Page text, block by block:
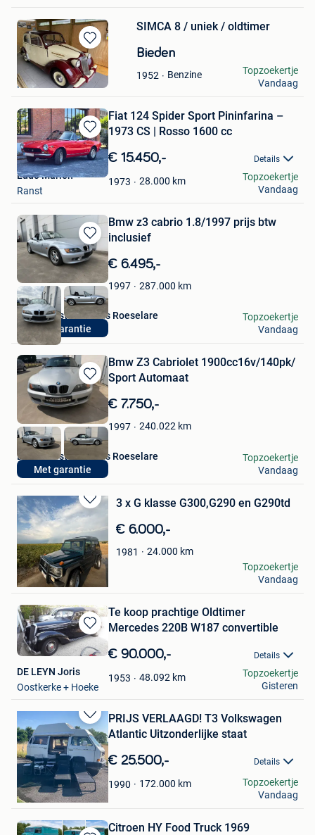
Bewaren
in
Mijn
Favorieten
SIMCA 8 / uniek / oldtimer
Bieden
1952 Benzine
kenneth.m
Roeselare
Topzoekertje
Vandaag
Bewaren
in
Mijn
Favorieten
Fiat 124 Spider Sport Pininfarina –
1973 CS | Rosso 1600 cc
€ 15.450,- Details
1973 28.000 km
Ludo Marien
Ranst
Topzoekertje
Vandaag
Bewaren
in
Mijn
Favorieten
Met garantie
Bmw z3 cabrio 1.8/1997 prijs btw
inclusief
€ 6.495,-
1997 287.000 km
Lichte Bestelwagens Roeselare
Roeselare
Topzoekertje
Vandaag
Bewaren
in
Mijn
Favorieten
Met garantie
Bmw Z3 Cabriolet 1900cc16v/140pk/
Sport Automaat
€ 7.750,-
1997 240.022 km
Lichte Bestelwagens Roeselare
Roeselare
Topzoekertje
Vandaag
Bewaren
Mijn
Favorieten
3 x G klasse G300,G290 en G290td
€ 6.000,-
1981 24.000 km
Ramses
Moulbaix
Topzoekertje
Vandaag
Bewaren
in
Favorieten
Te koop prachtige Oldtimer
Mercedes 220B W187 convertible
€ 90.000,- Details
1953 48.092 km
DE LEYN Joris
Oostkerke + Hoeke
Topzoekertje
Gisteren
Bewaren
in
Mijn
Favorieten
PRIJS VERLAAGD! T3 Volkswagen
Atlantic Uitzonderlijke staat
€ 25.500,- Details
1990 172.000 km
Kurt Lefevre
Gavere
Topzoekertje
Vandaag
Citroen HY Food Truck 1969